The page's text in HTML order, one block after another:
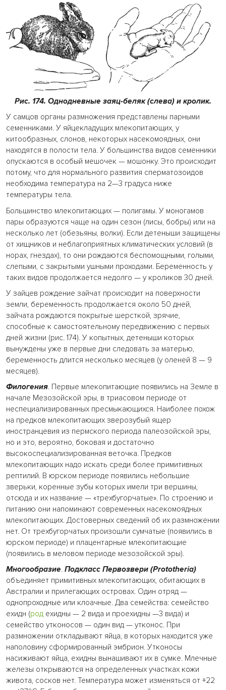
Рис. 174. Однодневные заяц-беляк (слева) и кролик.
У самцов органы размножения представлены парными
семенниками. У яйцекладущих млекопитающих, у
китообразных, слонов, некоторых насекомоядных, они
находятся в полости тела. У большинства видов семенники
опускаются в особый мешочек — мошонку. Это происходит
потому, что для нормального развития сперматозоидов
необходима температура на 2—3 градуса ниже
температуры тела.
Большинство млекопитающих — полигамы. У моногамов
пары образуются чаще на один сезон (лисы, бобры) или на
несколько лет (обезьяны, волки). Если детеныши защищены
от хищников и неблагоприятных климатических условий (в
норах, гнездах), то они рождаются беспомощными, голыми,
слепыми, с закрытыми ушными проходами. Беременность у
таких видов продолжается недолго — у кроликов 30 дней.
У зайцев рождение зайчат происходит на поверхности
земли, беременность продолжается около 50 дней,
зайчата рождаются покрытые шерсткой, зрячие,
способные к самостоятельному передвижению с первых
дней жизни (рис. 174). У копытных, детеныши которых
вынуждены уже в первые дни следовать за матерью,
беременность длится несколько месяцев (у оленей 8 — 9
месяцев).
Филогения. Первые млекопитающие появились на Земле в
начале Мезозойской эры, в триасовом периоде от
неспециализированных пресмыкающихся. Наиболее похож
на предков млекопитающих зверозубый ящер
иностранцевия из пермского периода палеозойской эры,
но и это, вероятно, боковая и достаточно
высокоспециализированная веточка. Предков
млекопитающих надо искать среди более примитивных
рептилий. В юрском периоде появились небольшие
зверьки, коренные зубы которых имели три вершины,
отсюда и их название — «трехбугорчатые». По строению и
питанию они напоминают современных насекомоядных
млекопитающих. Достоверных сведений об их размножении
нет. От трехбугорчатых произошли сумчатые (появились в
юрском периоде) и плацентарные млекопитающие
(появились в меловом периоде мезозойской эры).
Многообразие. Подкласс Первозвери (Prototheria)
объединяет примитивных млекопитающих, обитающих в
Австралии и прилегающих островах. Один отряд —
однопроходные или клоачные. Два семейства: семейство
ехидн (род ехидны — 2 вида и проехидны —3 вида) и
семейство утконосов — один вид — утконос. При
размножении откладывают яйца, в которых находится уже
наполовину сформированный эмбрион. Утконосы
насиживают яйца, ехидны вынашивают их в сумке. Млечные
железы открываются на определенных участках кожи
живота, сосков нет. Температура может изменяться от +22